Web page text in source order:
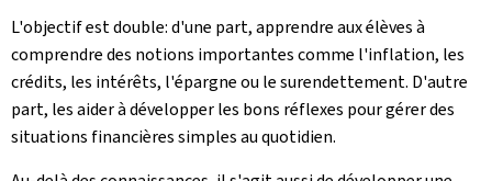
L'objectif est double: d'une part, apprendre aux élèves à
comprendre des notions importantes comme l'inflation, les
crédits, les intérêts, l'épargne ou le surendettement. D'autre
part, les aider à développer les bons réflexes pour gérer des
situations financières simples au quotidien.